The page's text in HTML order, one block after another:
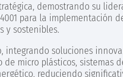
demostrando su
para la
y sostenibles.
soluciones
micro plásticos, sistemas
reduciendo